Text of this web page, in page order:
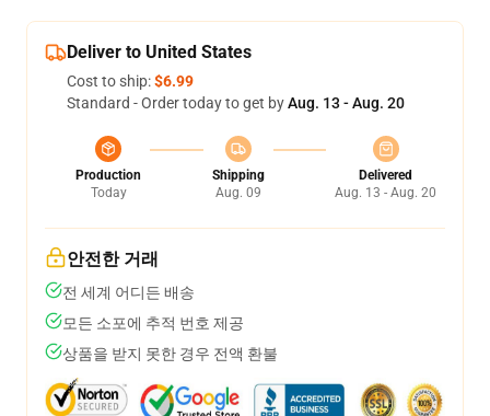
Deliver to United States
Cost to ship:$6.99
Standard - Order today to get byAug. 13 - Aug. 20
Production
Today
Shipping
Aug. 09
Delivered
Aug. 13 - Aug. 20
안전한 거래
전 세계 어디든 배송
모든 소포에 추적 번호 제공
상품을 받지 못한 경우 전액 환불